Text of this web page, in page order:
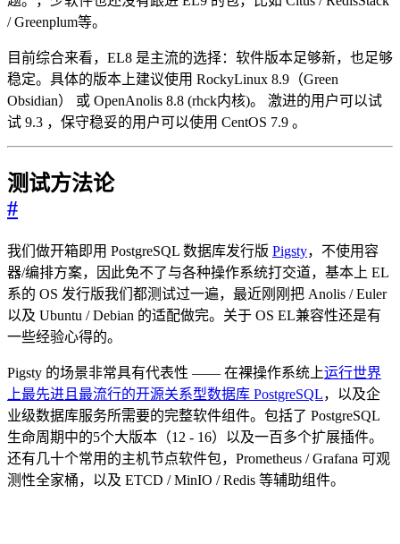
/ Greenplum等。
目前综合来看，EL8 是主流的选择：软件版本足够新，也足够
稳定。具体的版本上建议使用 RockyLinux 8.9（Green
Obsidian） 或 OpenAnolis 8.8 (rhck内核)。 激进的用户可以试
试 9.3 ，保守稳妥的用户可以使用 CentOS 7.9 。
测试方法论
#
我们做开箱即用 PostgreSQL 数据库发行版 Pigsty，不使用容
器/编排方案，因此免不了与各种操作系统打交道，基本上 EL
系的 OS 发行版我们都测试过一遍，最近刚刚把 Anolis / Euler
以及 Ubuntu / Debian 的适配做完。关于 OS EL兼容性还是有
一些经验心得的。
Pigsty 的场景非常具有代表性 —— 在裸操作系统上运行世界
上最先进且最流行的开源关系型数据库 PostgreSQL，以及企
业级数据库服务所需要的完整软件组件。包括了 PostgreSQL
生命周期中的5个大版本（12 - 16）以及一百多个扩展插件。
还有几十个常用的主机节点软件包，Prometheus / Grafana 可观
测性全家桶，以及 ETCD / MinIO / Redis 等辅助组件。